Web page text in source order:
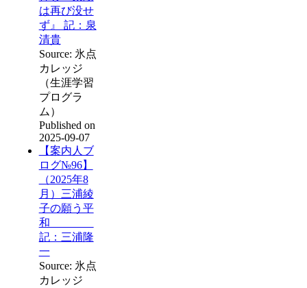
は再び没せ
ず』 記：泉
清貴
Source: 氷点
カレッジ
（生涯学習
プログラ
ム）
Published on
2025-09-07
【案内人ブ
ログ№96】
（2025年8
月）三浦綾
子の願う平
和
記：三浦隆
一
Source: 氷点
カレッジ